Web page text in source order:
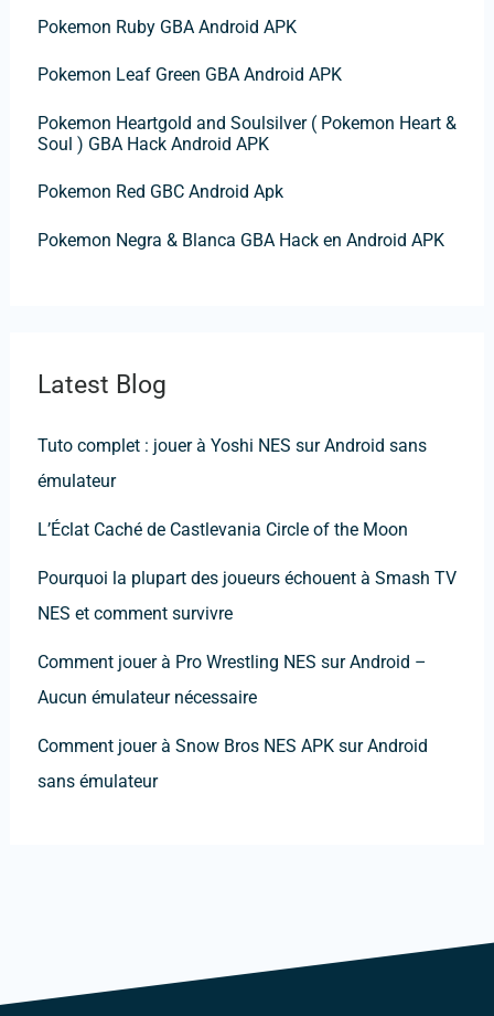
c
e
r
:
Pokemon Ruby GBA Android APK
Pokemon Leaf Green GBA Android APK
Pokemon Heartgold and Soulsilver ( Pokemon Heart &
Soul ) GBA Hack Android APK
Pokemon Red GBC Android Apk
Pokemon Negra & Blanca GBA Hack en Android APK
Latest Blog
Tuto complet : jouer à Yoshi NES sur Android sans
émulateur
L’Éclat Caché de Castlevania Circle of the Moon
Pourquoi la plupart des joueurs échouent à Smash TV
NES et comment survivre
Comment jouer à Pro Wrestling NES sur Android –
Aucun émulateur nécessaire
Comment jouer à Snow Bros NES APK sur Android
sans émulateur